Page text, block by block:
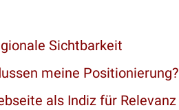
Sichtbarkeit
meine Positionierung?
als Indiz für Relevanz